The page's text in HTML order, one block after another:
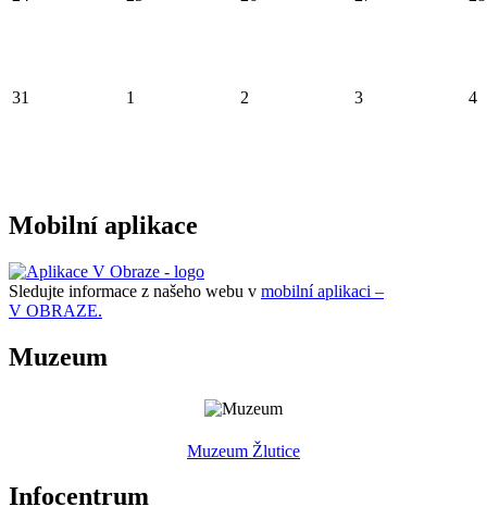
31 1 2 3 4
Mobilní aplikace
Sledujte informace z našeho webu v mobilní aplikaci –
V OBRAZE.
Muzeum
Muzeum Žlutice
Infocentrum